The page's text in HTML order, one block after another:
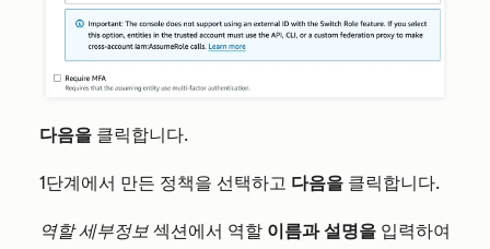
다음을 클릭합니다.
1단계에서 만든 정책을 선택하고 다음을 클릭합니다.
역할 세부정보 섹션에서 역할 이름과 설명을 입력하여